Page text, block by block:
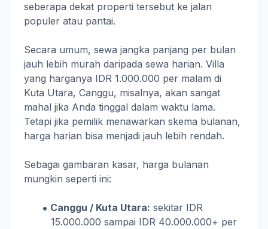
seberapa dekat properti tersebut ke jalan
populer atau pantai.
Secara umum, sewa jangka panjang per bulan
jauh lebih murah daripada sewa harian. Villa
yang harganya IDR 1.000.000 per malam di
Kuta Utara, Canggu, misalnya, akan sangat
mahal jika Anda tinggal dalam waktu lama.
Tetapi jika pemilik menawarkan skema bulanan,
harga harian bisa menjadi jauh lebih rendah.
Sebagai gambaran kasar, harga bulanan
mungkin seperti ini:
Canggu / Kuta Utara: sekitar IDR
15.000.000 sampai IDR 40.000.000+ per